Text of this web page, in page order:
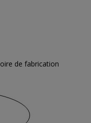
de fabrication